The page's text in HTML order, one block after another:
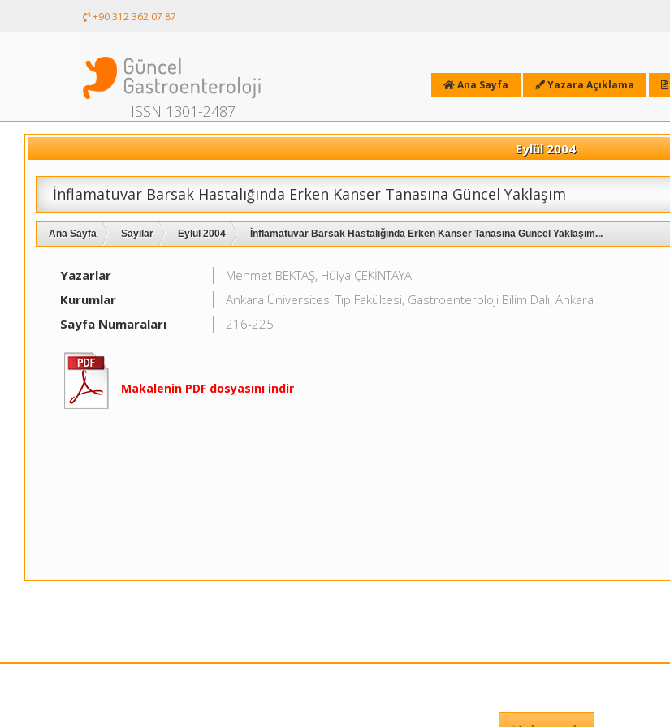
+90 312 362 07 87
ISSN 1301-2487
Ana Sayfa Yazara Açıklama
Eylül 2004
İnflamatuvar Barsak Hastalığında Erken Kanser Tanasına Güncel Yaklaşım
Ana Sayfa Sayılar Eylül 2004 İnflamatuvar Barsak Hastalığında Erken Kanser Tanasına Güncel Yaklaşım...
Yazarlar
Mehmet BEKTAŞ, Hülya ÇEKİNTAYA
Kurumlar
Ankara Üniversitesi Tıp Fakültesi, Gastroenteroloji Bilim Dalı, Ankara
Sayfa Numaraları
216-225
Makalenin PDF dosyasını indir